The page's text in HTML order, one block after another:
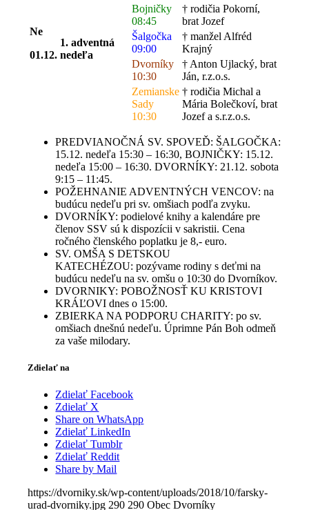
Ne
01.12.
1. adventná
nedeľa
Bojničky
08:45
† rodičia Pokorní,
brat Jozef
Šalgočka
09:00
† manžel Alfréd
Krajný
Dvorníky
10:30
† Anton Ujlacký, brat
Ján, r.z.o.s.
Zemianske
Sady
10:30
† rodičia Michal a
Mária Bolečkoví, brat
Jozef a s.r.z.o.s.
PREDVIANOČNÁ SV. SPOVEĎ: ŠALGOČKA:
15.12. nedeľa 15:30 – 16:30, BOJNIČKY: 15.12.
nedeľa 15:00 – 16:30. DVORNÍKY: 21.12. sobota
9:15 – 11:45.
POŽEHNANIE ADVENTNÝCH VENCOV: na
budúcu nedeľu pri sv. omšiach podľa zvyku.
DVORNÍKY: podielové knihy a kalendáre pre
členov SSV sú k dispozícii v sakristii. Cena
ročného členského poplatku je 8,- euro.
SV. OMŠA S DETSKOU
KATECHÉZOU: pozývame rodiny s deťmi na
budúcu nedeľu na sv. omšu o 10:30 do Dvorníkov.
DVORNIKY: POBOŽNOSŤ KU KRISTOVI
KRÁĽOVI dnes o 15:00.
ZBIERKA NA PODPORU CHARITY: po sv.
omšiach dnešnú nedeľu. Úprimne Pán Boh odmeň
za vaše milodary.
Zdielať na
Zdielať Facebook
Zdielať X
Share on WhatsApp
Zdielať LinkedIn
Zdielať Tumblr
Zdielať Reddit
Share by Mail
https://dvorniky.sk/wp-content/uploads/2018/10/farsky-
urad-dvorniky.jpg 290 290 Obec Dvorníky